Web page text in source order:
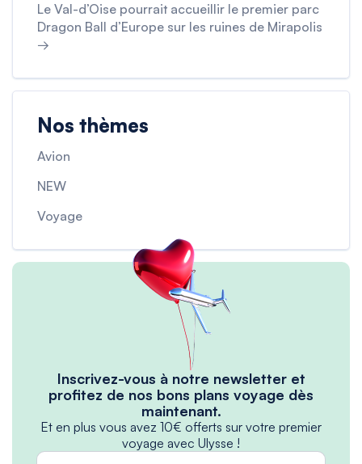
Le Val-d’Oise pourrait accueillir le premier parc
Dragon Ball d’Europe sur les ruines de Mirapolis
→
Nos thèmes
Avion
NEW
Voyage
Inscrivez-vous à notre newsletter et
profitez de nos bons plans voyage dès
maintenant.
Et en plus vous avez 10€ offerts sur votre premier
voyage avec Ulysse !